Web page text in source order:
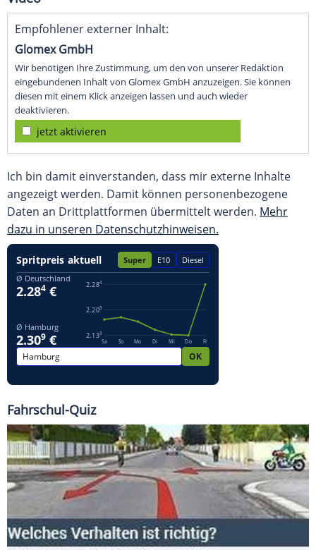
Empfohlener externer Inhalt:
Glomex GmbH
Wir benötigen Ihre Zustimmung, um den von unserer Redaktion
eingebundenen Inhalt von Glomex GmbH anzuzeigen. Sie können
diesen mit einem Klick anzeigen lassen und auch wieder
deaktivieren.
jetzt aktivieren
Ich bin damit einverstanden, dass mir externe Inhalte
angezeigt werden. Damit können personenbezogene
Daten an Drittplattformen übermittelt werden. Mehr
dazu in unseren Datenschutzhinweisen.
Fahrschul-Quiz